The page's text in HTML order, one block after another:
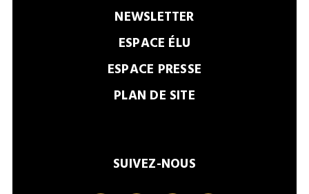
NEWSLETTER
ESPACE ÉLU
ESPACE PRESSE
PLAN DE SITE
SUIVEZ-NOUS